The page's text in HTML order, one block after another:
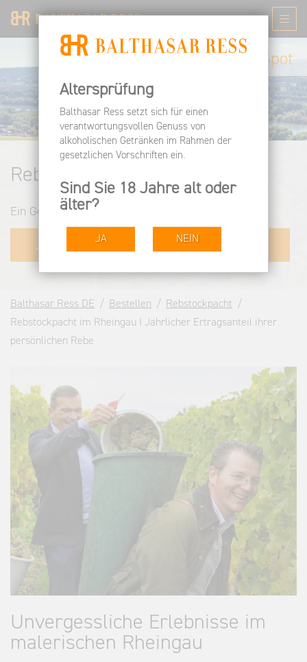
Rebstockpacht im Rheingau
Ein Geschenk, das über Jahre Freude bereitet!
Jetzt Rebstockpate werden
Spot
Balthasar Ress DE Bestellen
Rebstockpacht
Rebstockpacht im Rheingau I Jährlicher Ertragsanteil ihrer
persönlichen Rebe
Unvergessliche Erlebnisse im
malerischen Rheingau
Altersprüfung
Balthasar Ress setzt sich für einen
verantwortungsvollen Genuss von
alkoholischen Getränken im Rahmen der
gesetzlichen Vorschriften ein.
Sind Sie 18 Jahre alt oder
älter?
JA NEIN